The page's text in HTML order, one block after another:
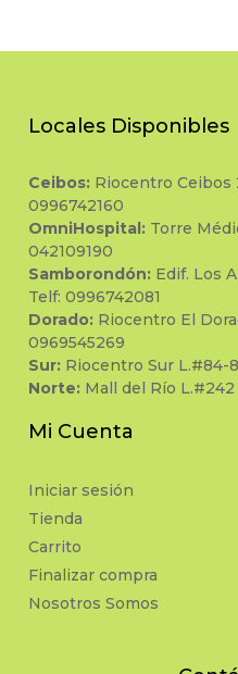
Locales Disponibles
Ceibos: Riocentro Ceibos
0996742160
OmniHospital: Torre
042109190
Samborondón: Edif. Los
Telf: 0996742081
Dorado: Riocentro El
0969545269
Sur: Riocentro Sur L.#84-
Norte: Mall del Río
Mi Cuenta
Iniciar sesión
Tienda
Carrito
Finalizar compra
Nosotros Somos